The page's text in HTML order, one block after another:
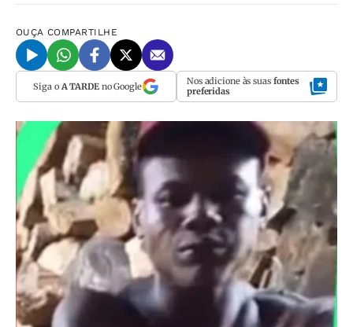
OUÇA COMPARTILHE
Siga o A TARDEno Google Nos adicione às suas fontes
preferidas